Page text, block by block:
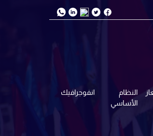
النظام
الأساسي
انفوجرافيك